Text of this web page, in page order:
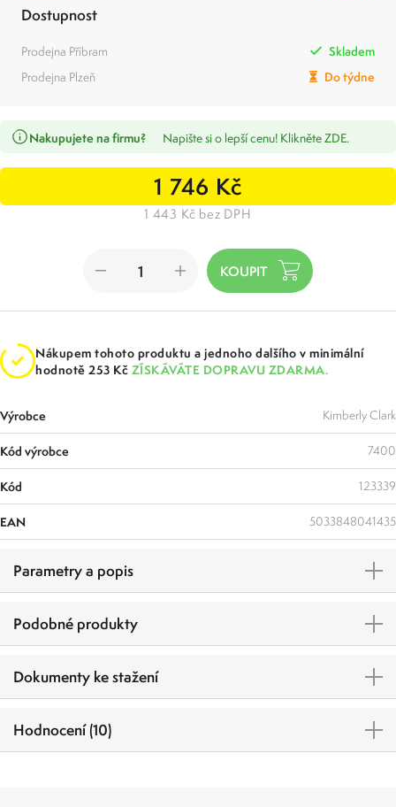
Dostupnost
Prodejna Příbram
Skladem
Prodejna Plzeň
Do týdne
Nakupujete na firmu? Napište si o lepší cenu! Klikněte ZDE.
1 746 Kč
1 443 Kč bez DPH
Nákupem tohoto produktu a jednoho dalšího v minimální
hodnotě 253 Kč ZÍSKÁVÁTE DOPRAVU ZDARMA.
Výrobce Kimberly Clark
Kód výrobce 7400
Kód 123339
EAN 5033848041435
Parametry a popis
Podobné produkty
Dokumenty ke stažení
Hodnocení (10)